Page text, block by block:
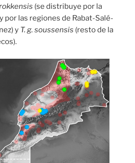
(se distribuye por la
por las regiones de Rabat-Salé-
y T. g. soussensis (resto de la